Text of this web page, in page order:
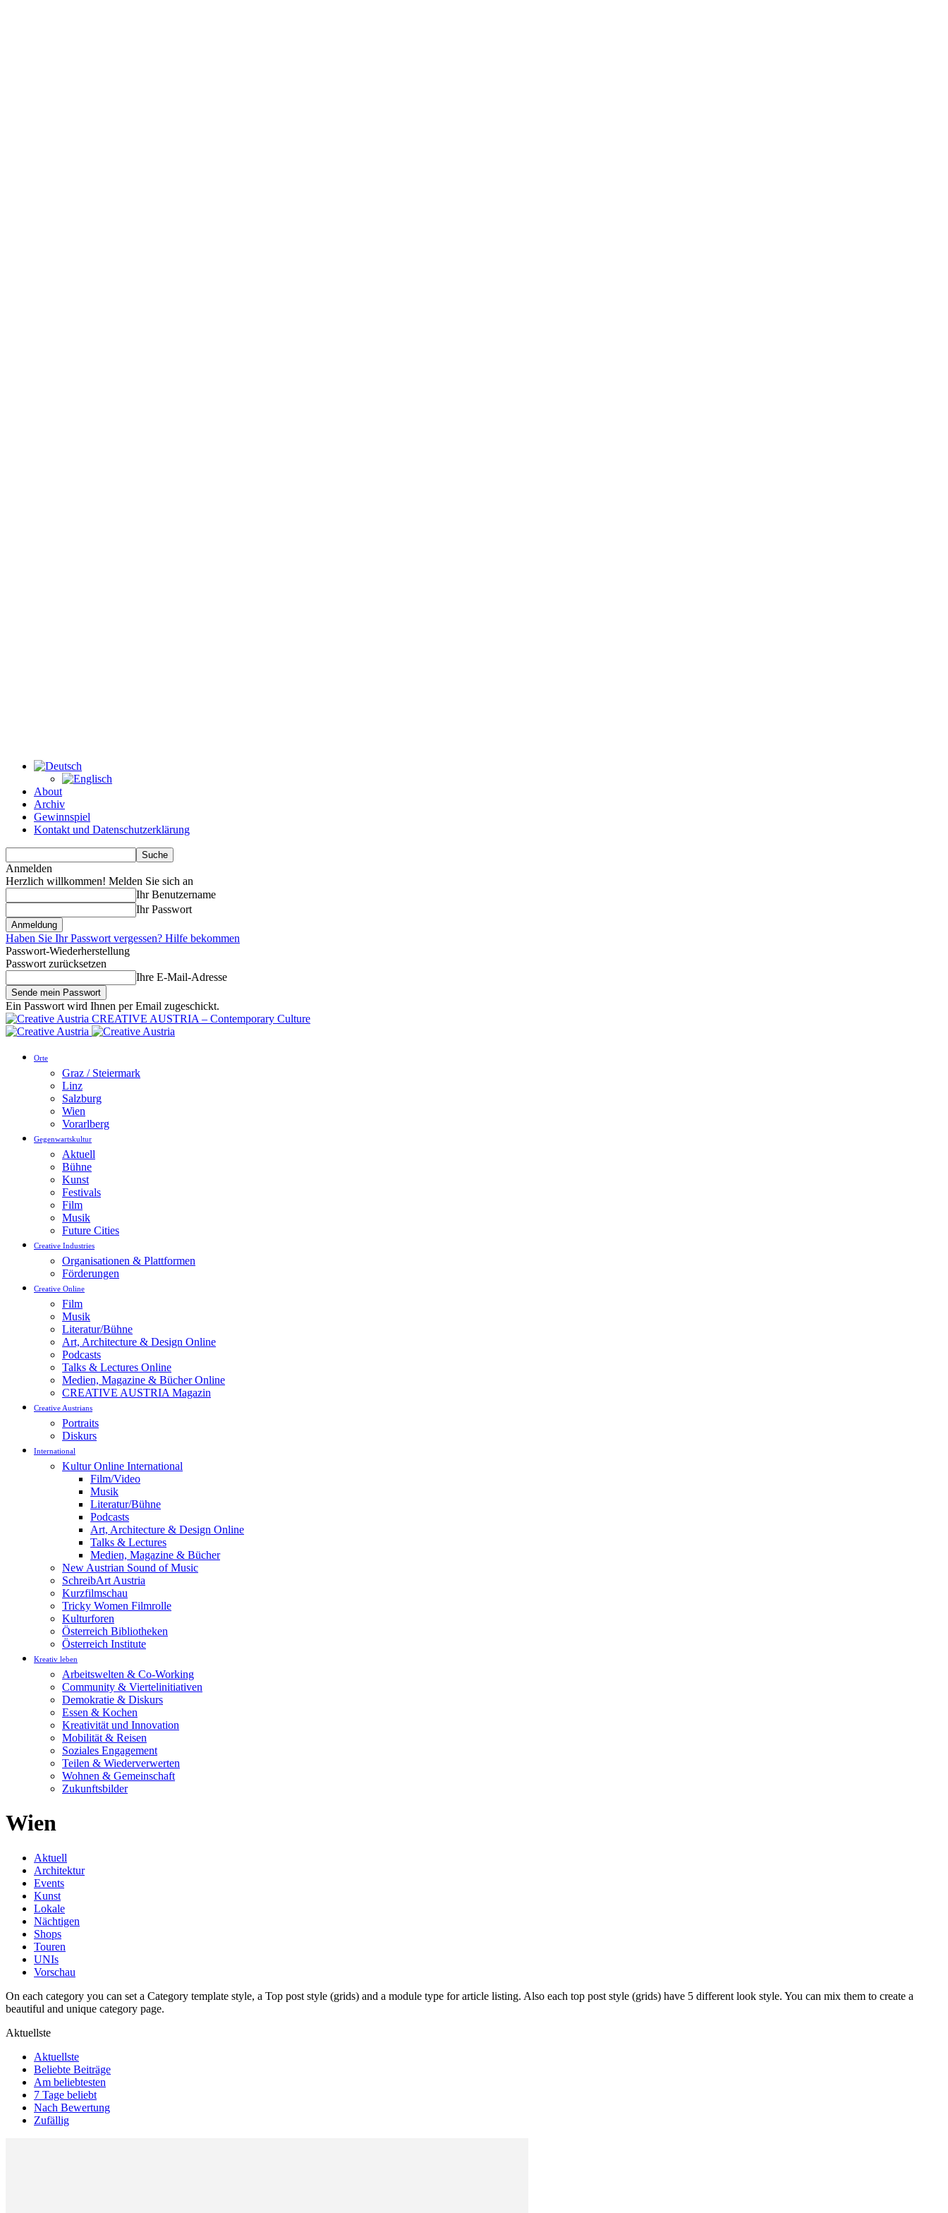
About
Archiv
Gewinnspiel
Kontakt und Datenschutzerklärung
Anmelden
Herzlich willkommen! Melden Sie sich an
Ihr Benutzername
Ihr Passwort
Haben Sie Ihr Passwort vergessen? Hilfe bekommen
Passwort-Wiederherstellung
Passwort zurücksetzen
Ihre E-Mail-Adresse
Ein Passwort wird Ihnen per Email zugeschickt.
CREATIVE AUSTRIA – Contemporary Culture
Orte
Graz / Steiermark
Linz
Salzburg
Wien
Vorarlberg
Gegenwartskultur
Aktuell
Bühne
Kunst
Festivals
Film
Musik
Future Cities
Creative Industries
Organisationen & Plattformen
Förderungen
Creative Online
Film
Musik
Literatur/Bühne
Art, Architecture & Design Online
Podcasts
Talks & Lectures Online
Medien, Magazine & Bücher Online
CREATIVE AUSTRIA Magazin
Creative Austrians
Portraits
Diskurs
International
Kultur Online International
Film/Video
Musik
Literatur/Bühne
Podcasts
Art, Architecture & Design Online
Talks & Lectures
Medien, Magazine & Bücher
New Austrian Sound of Music
SchreibArt Austria
Kurzfilmschau
Tricky Women Filmrolle
Kulturforen
Österreich Bibliotheken
Österreich Institute
Kreativ leben
Arbeitswelten & Co-Working
Community & Viertelinitiativen
Demokratie & Diskurs
Essen & Kochen
Kreativität und Innovation
Mobilität & Reisen
Soziales Engagement
Teilen & Wiederverwerten
Wohnen & Gemeinschaft
Zukunftsbilder
Wien
Aktuell
Architektur
Events
Kunst
Lokale
Nächtigen
Shops
Touren
UNIs
Vorschau
On each category you can set a Category template style, a Top post style (grids) and a module type for article listing. Also each top post style (grids) have 5 different look style. You can mix them to create a
beautiful and unique category page.
Aktuellste
Aktuellste
Beliebte Beiträge
Am beliebtesten
7 Tage beliebt
Nach Bewertung
Zufällig